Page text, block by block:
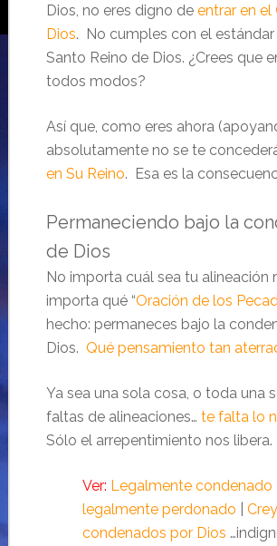
Dios, no eres digno de entrar en el
Dios. No cumples con el
Santo Reino de Dios. ¿Crees que
todos modos?
Así que, como eres ahora
absolutamente no se te
en Su Reino. Esa es la
Permaneciendo bajo la
de Dios
No importa cuál sea tu alineación
importa qué “Oración de los
hecho: permaneces bajo la
Dios. Qué pensamiento tan
Ya sea una sola cosa, o toda una
faltas de alineaciones… te falta lo
Sólo el arrepentimiento nos libera.
Ver: Legalmente condenado
legalmente perdonado
condenados por Dios